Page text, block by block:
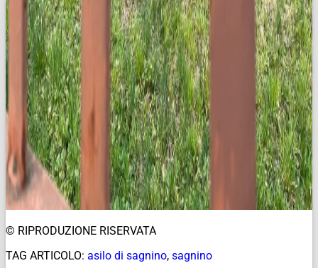
© RIPRODUZIONE RISERVATA
TAG ARTICOLO: asilo di sagnino, sagnino